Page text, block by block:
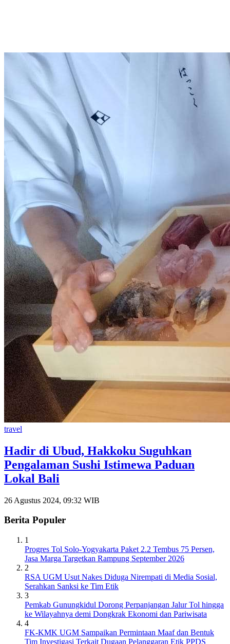
travel
Hadir di Ubud, Hakkoku Suguhkan
Pengalaman Sushi Istimewa Paduan
Lokal Bali
26 Agustus 2024, 09:32 WIB
Berita Populer
1
Progres Tol Solo-Yogyakarta Paket 2.2 Tembus 75 Persen,
Jasa Marga Targetkan Rampung September 2026
2
RSA UGM Usut Nakes Diduga Nirempati di Media Sosial,
Serahkan Sanksi ke Tim Etik
3
Pemkab Gunungkidul Dorong Perpanjangan Jalur Tol hingga
ke Wilayahnya demi Dongkrak Ekonomi dan Pariwisata
4
FK-KMK UGM Sampaikan Permintaan Maaf dan Bentuk
Tim Investigasi Terkait Dugaan Pelanggaran Etik PPDS